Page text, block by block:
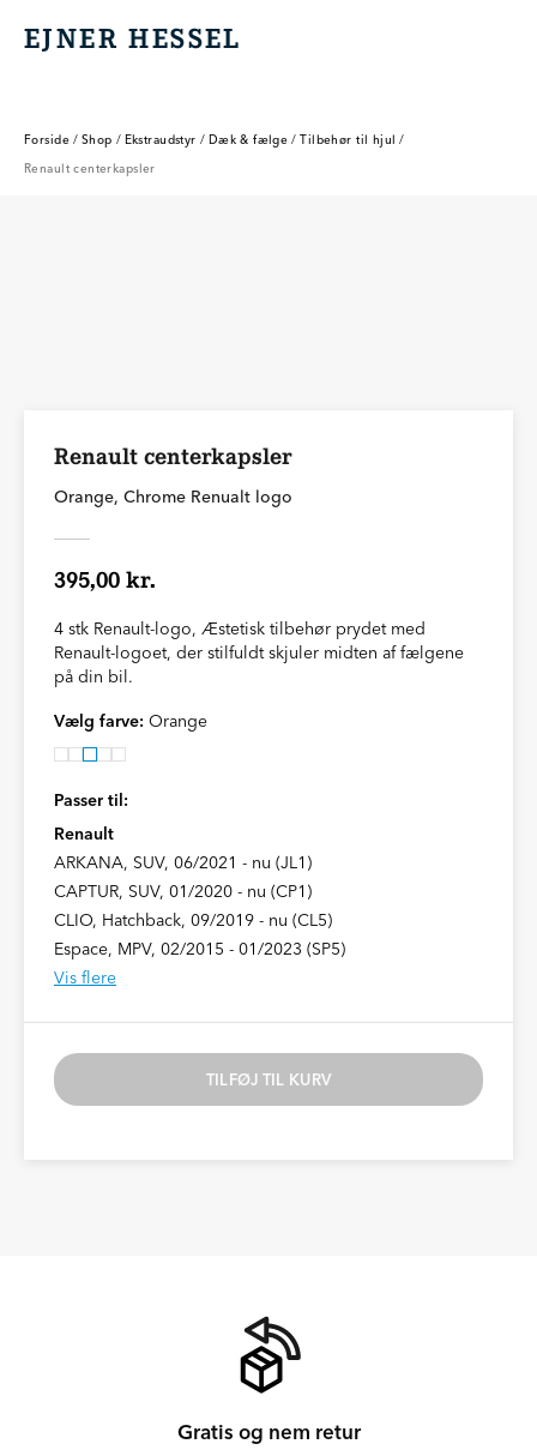
EJNER HESSEL
EJNER HESSEL
Forside / Shop / Ekstraudstyr / Dæk & fælge / Tilbehør til hjul /
Renault centerkapsler
Renault centerkapsler
Orange, Chrome Renualt logo
395,00 kr.
4 stk Renault-logo, Æstetisk tilbehør prydet med
Renault-logoet, der stilfuldt skjuler midten af fælgene
på din bil.
Vælg farve: Orange
Passer til:
Renault
ARKANA, SUV, 06/2021 - nu (JL1)
CAPTUR, SUV, 01/2020 - nu (CP1)
CLIO, Hatchback, 09/2019 - nu (CL5)
Espace, MPV, 02/2015 - 01/2023 (SP5)
Vis flere
TILFØJ TIL KURV
Gratis og nem retur